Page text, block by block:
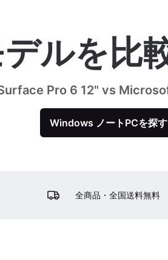
ルを比
Pro 6 12" vs
Windows ノートPCを探す
全商品・全国送料無料